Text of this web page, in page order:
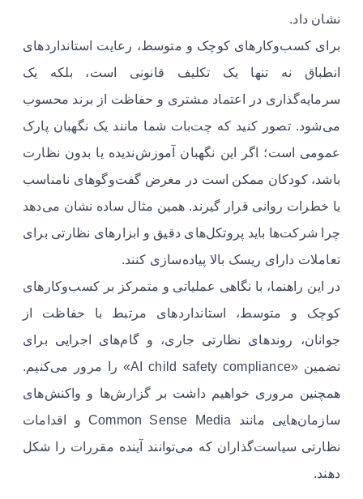
نشان داد.
برای کسب‌وکارهای کوچک و متوسط، رعایت استانداردهای
انطباق نه تنها یک تکلیف قانونی است، بلکه یک
سرمایه‌گذاری در اعتماد مشتری و حفاظت از برند محسوب
می‌شود. تصور کنید که چت‌بات شما مانند یک نگهبان پارک
عمومی است؛ اگر این نگهبان آموزش‌ندیده یا بدون نظارت
باشد، کودکان ممکن است در معرض گفت‌وگوهای نامناسب
یا خطرات روانی قرار گیرند. همین مثال ساده نشان می‌دهد
چرا شرکت‌ها باید پروتکل‌های دقیق و ابزارهای نظارتی برای
تعاملات دارای ریسک بالا پیاده‌سازی کنند.
در این راهنما، با نگاهی عملیاتی و متمرکز بر کسب‌وکارهای
کوچک و متوسط، استانداردهای مرتبط با حفاظت از
جوانان، روندهای نظارتی جاری، و گام‌های اجرایی برای
تضمین «AI child safety compliance» را مرور می‌کنیم.
همچنین مروری خواهیم داشت بر گزارش‌ها و واکنش‌های
سازمان‌هایی مانند Common Sense Media و اقدامات
نظارتی سیاست‌گذاران که می‌توانند آینده مقررات را شکل
دهند.